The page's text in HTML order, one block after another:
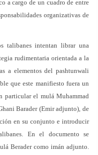
a cargo de un cuadro de entre
organizativas de
talibanes intentan librar una
rudimentaria orientada a la
a elementos del pashtunwali
que este manifiesto fuera un
particular el mulá Muhammad
Barader (Emir adjunto), de
en su conjunto e introducir
En el documento se
Berader como imán adjunto.